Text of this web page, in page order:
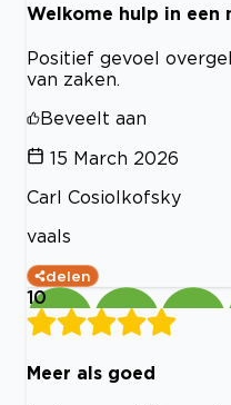
Welkome hulp in een
Positief gevoel
van zaken.
Beveelt aan
15 March 2026
Carl Cosiolkofsky
vaals
delen
10
Meer als goed